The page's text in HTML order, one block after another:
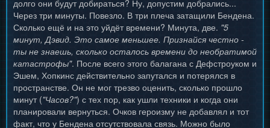
долго они будут добираться? Ну, допустим добрались...
Через три минуты. Повезло. В три плеча затащили Бендена.
Сколько ещё и на это уйдёт времени? Минута, две. "5
минут, Дэвид. Это самое меньшее. Признайся честно -
ты не знаешь, сколько осталось времени до необратимой
катастрофы". После всего этого балагана с Дефстроуком и
Эшем, Хопкинс действительно запутался и потерялся в
пространстве. Он не мог трезво оценить, сколько прошло
минут ("Часов?") с тех пор, как ушли техники и когда они
планировали вернуться. Очков героизму не добавлял и тот
факт, что у Бендена отсутствовала связь. Можно было